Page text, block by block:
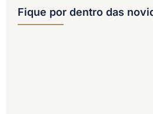
Fique por dentro das